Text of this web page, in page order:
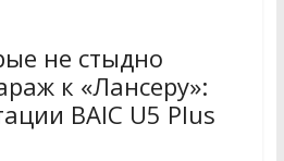
не стыдно
к «Лансеру»:
BAIC U5 Plus